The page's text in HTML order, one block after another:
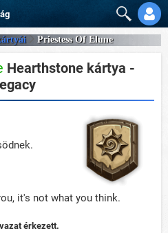
Priestess Of Elune
Hearthstone kártya -
it's not what you think.
érkezett.